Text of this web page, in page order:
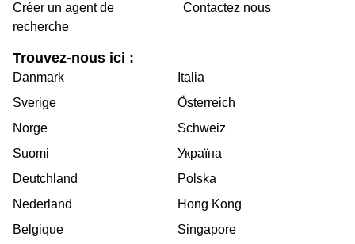
Créer un agent de
recherche
Contactez nous
Trouvez-nous ici :
Danmark
Sverige
Norge
Suomi
Deutchland
Nederland
Belgique
Italia
Österreich
Schweiz
Україна
Polska
Hong Kong
Singapore